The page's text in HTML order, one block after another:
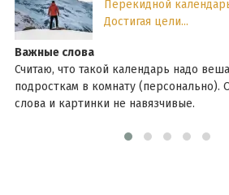
Перекидной
Достигая цели...
Важные слова
Считаю, что такой календарь надо
подросткам в комнату (персонально).
слова и картинки не навязчивые.